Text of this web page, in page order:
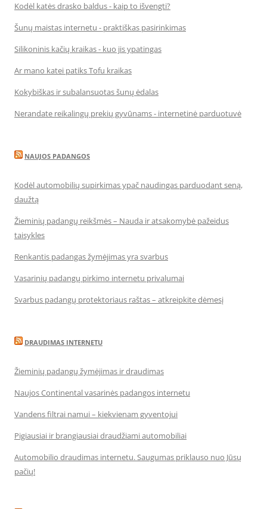
Kodėl katės drasko baldus - kaip to išvengti?
Šunų maistas internetu - praktiškas pasirinkimas
Silikoninis kačių kraikas - kuo jis ypatingas
Ar mano katei patiks Tofu kraikas
Kokybiškas ir subalansuotas šunų ėdalas
Nerandate reikalingų prekių gyvūnams - internetinė parduotuvė
NAUJOS PADANGOS
Kodėl automobilių supirkimas ypač naudingas parduodant seną,
daužtą
Žieminių padangų reikšmės – Nauda ir atsakomybė pažeidus
taisykles
Renkantis padangas žymėjimas yra svarbus
Vasarinių padangų pirkimo internetu privalumai
Svarbus padangų protektoriaus raštas – atkreipkite dėmesį
DRAUDIMAS INTERNETU
Žieminių padangų žymėjimas ir draudimas
Naujos Continental vasarinės padangos internetu
Vandens filtrai namui – kiekvienam gyventojui
Pigiausiai ir brangiausiai draudžiami automobiliai
Automobilio draudimas internetu. Saugumas priklauso nuo Jūsų
pačių!